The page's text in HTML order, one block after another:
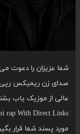
شما عزیزان را دعوت
صدای زن ریمیکس رپی
مورد پسند شما قرار